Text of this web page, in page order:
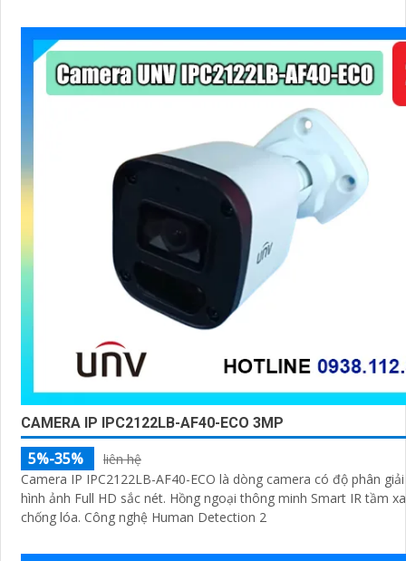
CAMERA IP IPC2122LB-AF40-ECO 3MP
5%-35%
liên hệ
Camera IP IPC2122LB-AF40-ECO là dòng camera có độ phân
hình ảnh Full HD sắc nét. Hồng ngoại thông minh Smart IR tầm
chống lóa. Công nghệ Human Detection 2